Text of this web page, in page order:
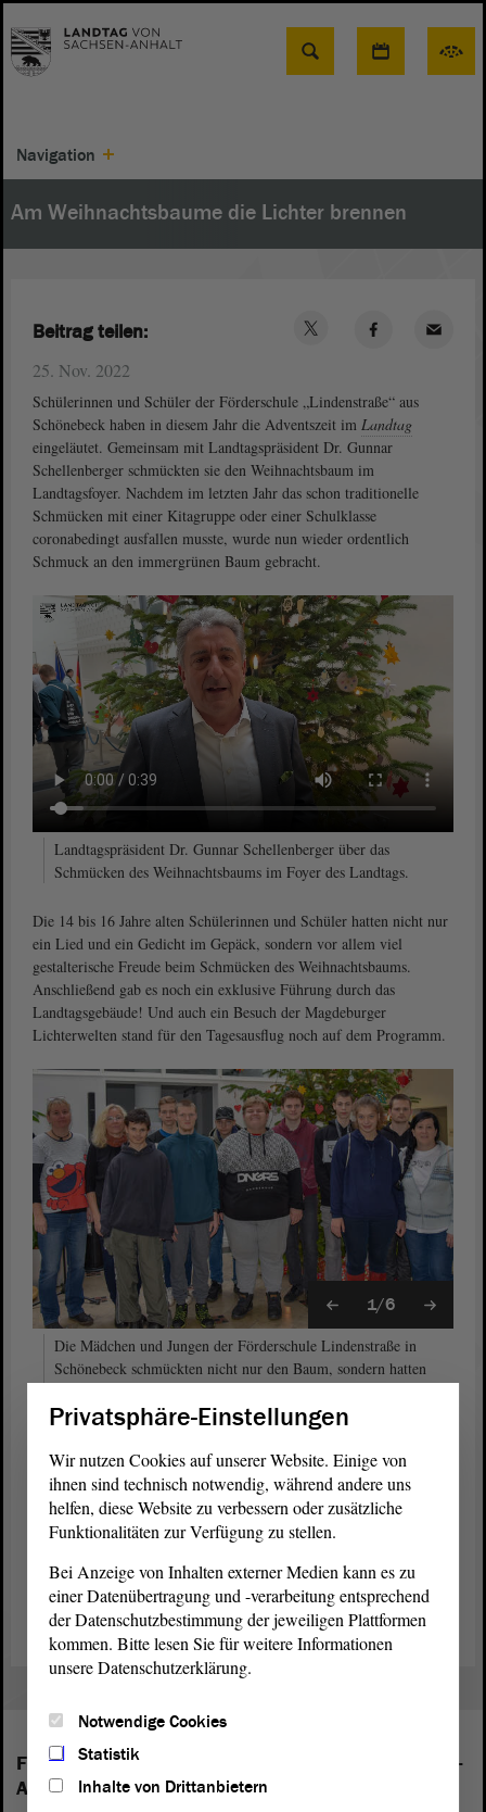
Suche
Navigation
Am Weihnachtsbaume die Lichter brennen
25. Nov. 2022
Schülerinnen und Schüler der Förderschule „Lindenstraße“ aus
Schönebeck haben in diesem Jahr die Adventszeit im Landtag
eingeläutet. Gemeinsam mit Landtagspräsident Dr. Gunnar
Schellenberger schmückten sie den Weihnachtsbaum im
Landtagsfoyer. Nachdem im letzten Jahr das schon traditionelle
Schmücken mit einer Kitagruppe oder einer Schulklasse
coronabedingt ausfallen musste, wurde nun wieder ordentlich
Schmuck an den immergrünen Baum gebracht.
Landtagspräsident Dr. Gunnar Schellenberger über das
Schmücken des Weihnachtsbaums im Foyer des Landtags.
Die 14 bis 16 Jahre alten Schülerinnen und Schüler hatten nicht nur
ein Lied und ein Gedicht im Gepäck, sondern vor allem viel
gestalterische Freude beim Schmücken des Weihnachtsbaums.
Anschließend gab es noch ein exklusive Führung durch das
Landtagsgebäude! Und auch ein Besuch der Magdeburger
Lichterwelten stand für den Tagesausflug noch auf dem Programm.
1/6
Die Mädchen und Jungen der Förderschule Lindenstraße in
Schönebeck schmückten nicht nur den Baum, sondern hatten
Landtagspräsident übrigens schon fast zwei Jahrzehnte lang. Eine
gemeinsame Veranstaltung gibt es beispielsweise am jährlich
deutschlandweit stattfindenden Vorlesetag.
Abgeordneten des Landtags gestiftet. In diesem Jahr stammt die
Baumspende von Alexander Räuscher (CDU).
Beitrag teilen:
Folgende Fraktionen sind im Landtag von Sachsen-
Anhalt vertreten:
Privatsphäre-Einstellungen
Wir nutzen Cookies auf unserer Website. Einige von
ihnen sind technisch notwendig, während andere uns
helfen, diese Website zu verbessern oder zusätzliche
Funktionalitäten zur Verfügung zu stellen.
Bei Anzeige von Inhalten externer Medien kann es zu
einer Datenübertragung und -verarbeitung entsprechend
der Datenschutzbestimmung der jeweiligen Plattformen
kommen. Bitte lesen Sie für weitere Informationen
unsere Datenschutzerklärung.
Notwendige Cookies
Statistik
Inhalte von Drittanbietern